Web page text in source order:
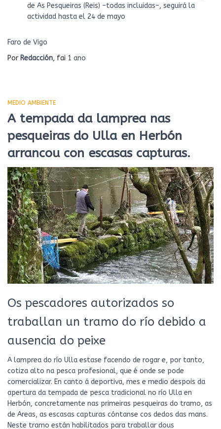
de As Pesqueiras (Reis) –todas incluidas–, seguirá la
actividad hasta el 24 de mayo
Faro de Vigo
Por Redacción, fai 1 ano
MEDIO AMBIENTE
A tempada da lamprea nas
pesqueiras do Ulla en Herbón
arrancou con escasas capturas.
Os pescadores autorizados so
traballan un tramo do río debido a
ausencia do peixe
A lamprea do río Ulla estase facendo de rogar e, por tanto,
cotiza alto na pesca profesional, que é onde se pode
comercializar. En canto á deportiva, mes e medio despois da
apertura da tempada de pesca tradicional no río Ulla en
Herbón, concretamente nas primeiras pesqueiras do tramo, as
de Areas, as escasas capturas cóntanse cos dedos das mans.
Neste tramo están habilitados para traballar dous